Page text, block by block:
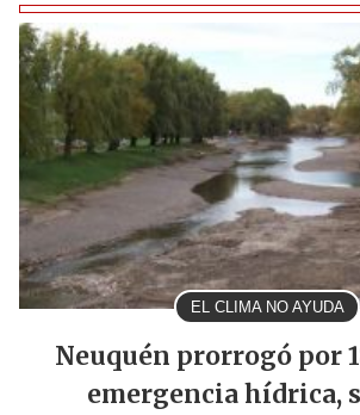
EL CLIMA NO AYUDA
Neuquén prorrogó por
emergencia hídrica,